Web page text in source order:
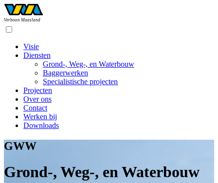
Verboon Maasland
Visie
Diensten
Grond-, Weg-, en Waterbouw
Baggerwerken
Specialistische projecten
Projecten
Over ons
Contact
Werken bij
Downloads
GWW
Grond-, Weg-, en Waterbouw